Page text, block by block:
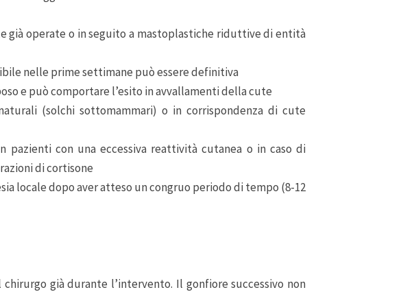
già operate o in seguito a mastoplastiche riduttive di entità
nelle prime settimane può essere definitiva
e può comportare l’esito in avvallamenti della cute
(solchi sottomammari) o in corrispondenza di cute
con una eccessiva reattività cutanea o in caso di
di cortisone
locale dopo aver atteso un congruo periodo di tempo (8-12
già durante l’intervento. Il gonfiore successivo non